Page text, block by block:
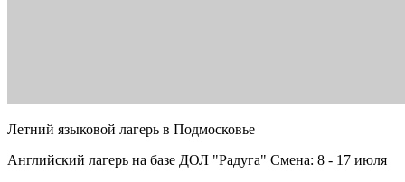
Летний языковой лагерь в Подмосковье
Английский лагерь на базе ДОЛ "Радуга" Смена: 8 - 17 июля